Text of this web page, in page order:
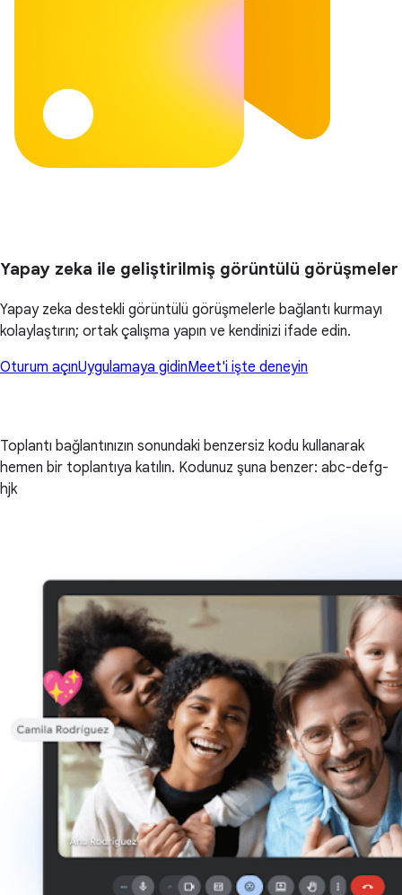
Yapay zeka ile geliştirilmiş görüntülü görüşmeler
Yapay zeka destekli görüntülü görüşmelerle bağlantı kurmayı
kolaylaştırın; ortak çalışma yapın ve kendinizi ifade edin.
Oturum açınUygulamaya gidinMeet'i işte deneyin
Toplantı bağlantınızın sonundaki benzersiz kodu kullanarak
hemen bir toplantıya katılın. Kodunuz şuna benzer: abc-defg-
hjk